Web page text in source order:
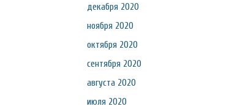
декабря 2020
ноября 2020
октября 2020
сентября 2020
августа 2020
июля 2020